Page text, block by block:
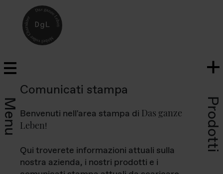
Menu Prodotti
Comunicati stampa
Benvenuti nell'area stampa di Das ganze
Leben!
Qui troverete informazioni attuali sulla
nostra azienda, i nostri prodotti e i